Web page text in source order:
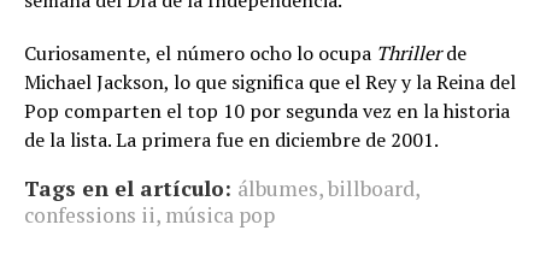
Curiosamente, el número ocho lo ocupa Thrillerde
Michael Jackson, lo que significa que el Rey y la Reina del
Pop comparten el top 10 por segunda vez en la historia
de la lista. La primera fue en diciembre de 2001.
Tags en el artículo: álbumes,billboard,
confessions ii, música pop